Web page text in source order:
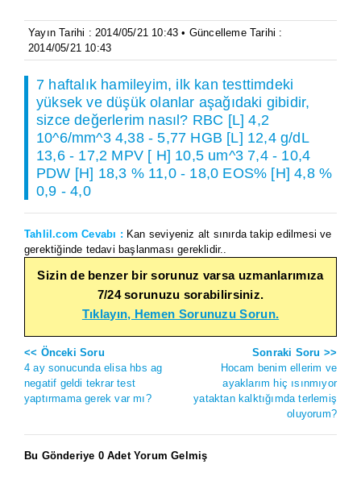
Yayın Tarihi : 2014/05/21 10:43 • Güncelleme Tarihi :
2014/05/21 10:43
7 haftalık hamileyim, ilk kan testtimdeki
yüksek ve düşük olanlar aşağıdaki gibidir,
sizce değerlerim nasıl? RBC [L] 4,2
10^6/mm^3 4,38 - 5,77 HGB [L] 12,4 g/dL
13,6 - 17,2 MPV [ H] 10,5 um^3 7,4 - 10,4
PDW [H] 18,3 % 11,0 - 18,0 EOS% [H] 4,8 %
0,9 - 4,0
Tahlil.com Cevabı : Kan seviyeniz alt sınırda takip edilmesi ve
gerektiğinde tedavi başlanması gereklidir..
Sizin de benzer bir sorunuz varsa uzmanlarımıza
7/24 sorunuzu sorabilirsiniz.
Tıklayın, Hemen Sorunuzu Sorun.
<< Önceki Soru
4 ay sonucunda elisa hbs ag
negatif geldi tekrar test
yaptırmama gerek var mı?
Sonraki Soru >>
Hocam benim ellerim ve
ayaklarım hiç ısınmıyor
yataktan kalktığımda terlemiş
oluyorum?
Bu Gönderiye 0 Adet Yorum Gelmiş